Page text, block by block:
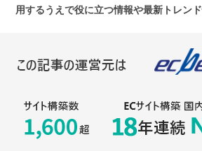
用するうえで役に立つ情報や最新トレンド